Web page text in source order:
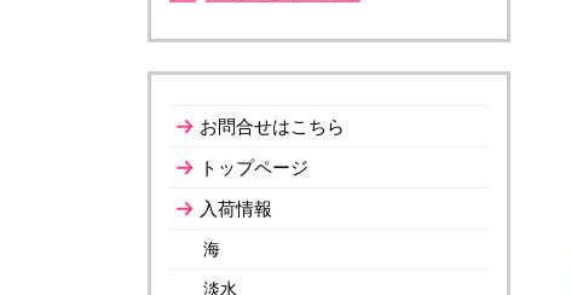
お問合せはこちら
トップページ
入荷情報
海
淡水